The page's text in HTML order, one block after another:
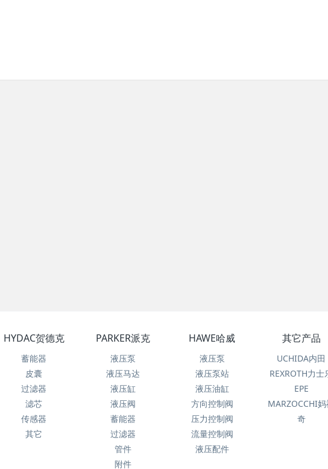
HYDAC贺德克
蓄能器
皮囊
过滤器
滤芯
传感器
其它
PARKER派克
液压泵
液压马达
液压缸
液压阀
蓄能器
过滤器
管件
附件
HAWE哈威
液压泵
液压泵站
液压油缸
方向控制阀
压力控制阀
流量控制阀
液压配件
其它产品
UCHIDA内田
REXROTH力士
EPE
MARZOCCHI妈
奇